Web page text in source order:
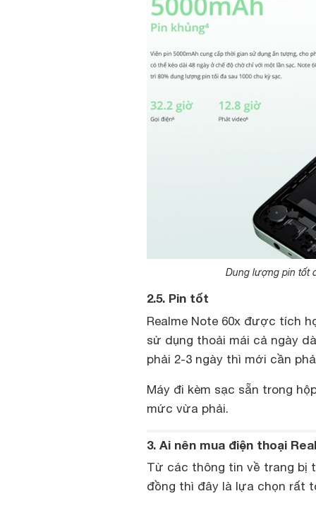
Dung lượng pin tốt
2.5. Pin tốt
Realme Note 60x được tích
sử dụng thoải mái cả ngày
phải 2-3 ngày thì mới cần
Máy đi kèm sạc sẵn trong
mức vừa phải.
3. Ai nên mua điện thoại
Từ các thông tin về trang bị
đồng thì đây là lựa chọn rất